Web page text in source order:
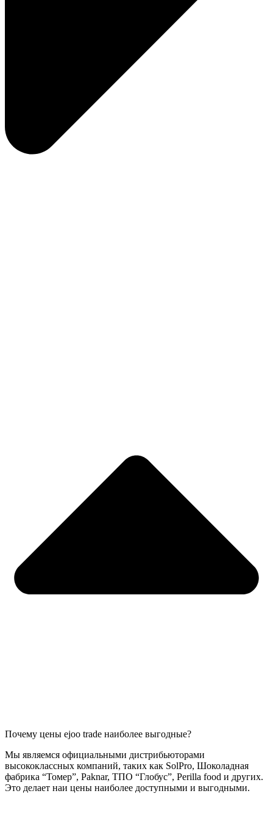
Почему цены ejoo trade наиболее выгодные?
Мы являемся официальными дистрибьюторами
высококлассных компаний, таких как SolPro, Шоколадная
фабрика “Томер”, Paknar, ТПО “Глобус”, Perilla food и других.
Это делает наи цены наиболее доступными и выгодными.